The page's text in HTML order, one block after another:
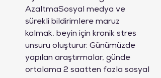
AzaltmaSosyal medya ve
sürekli bildirimlere maruz
kalmak, beyin için kronik stres
unsuru oluşturur. Günümüzde
yapılan araştırmalar, günde
ortalama 2 saatten fazla sosyal